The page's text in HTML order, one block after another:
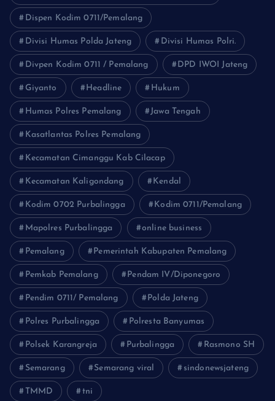
Dispen Kodim 0711/Pemalang
Divisi Humas Polda Jateng Divisi Humas Polri.
Divpen Kodim 0711 / Pemalang DPD IWOI Jateng
Giyanto Headline Hukum
Humas Polres Pemalang Jawa Tengah
Kasatlantas Polres Pemalang
Kecamatan Cimanggu Kab Cilacap
Kecamatan Kaligondang Kendal
Kodim 0702 Purbalingga Kodim 0711/Pemalang
Mapolres Purbalingga online business
Pemalang Pemerintah Kabupaten Pemalang
Pemkab Pemalang Pendam IV/Diponegoro
Pendim 0711/ Pemalang Polda Jateng
Polres Purbalingga Polresta Banyumas
Polsek Karangreja Purbalingga Rasmono SH
Semarang Semarang viral sindonewsjateng
TMMD tni